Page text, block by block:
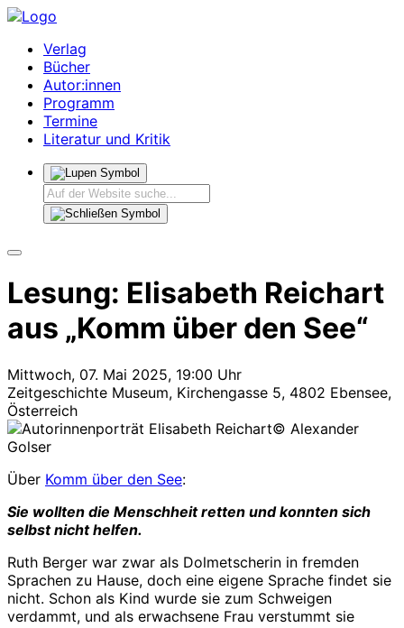
Verlag
Bücher
Autor:innen
Programm
Termine
Literatur und Kritik
Lesung: Elisabeth Reichart
aus „Komm über den See“
Mittwoch, 07. Mai 2025, 19:00 Uhr
Zeitgeschichte Museum, Kirchengasse 5, 4802 Ebensee,
Österreich
© Alexander
Golser
Über Komm über den See:
Sie wollten die Menschheit retten und konnten sich
selbst nicht helfen.
Ruth Berger war zwar als Dolmetscherin in fremden
Sprachen zu Hause, doch eine eigene Sprache findet sie
nicht. Schon als Kind wurde sie zum Schweigen
verdammt, und als erwachsene Frau verstummt sie